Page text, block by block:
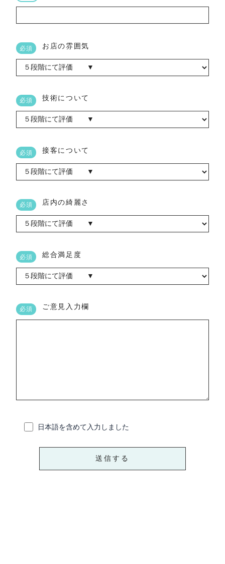
必須 お店の雰囲気
必須 技術について
必須 接客について
必須 店内の綺麗さ
必須 総合満足度
必須 ご意見入力欄
日本語を含めて入力しました